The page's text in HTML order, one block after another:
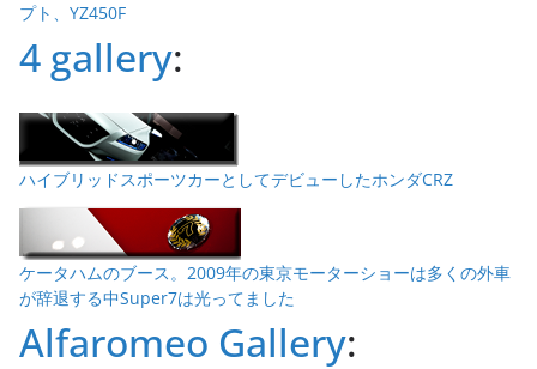
プト、YZ450F
4 gallery:
ハイブリッドスポーツカーとしてデビューしたホンダCRZ
ケータハムのブース。2009年の東京モーターショーは多くの外車
が辞退する中Super7は光ってました
Alfaromeo Gallery: